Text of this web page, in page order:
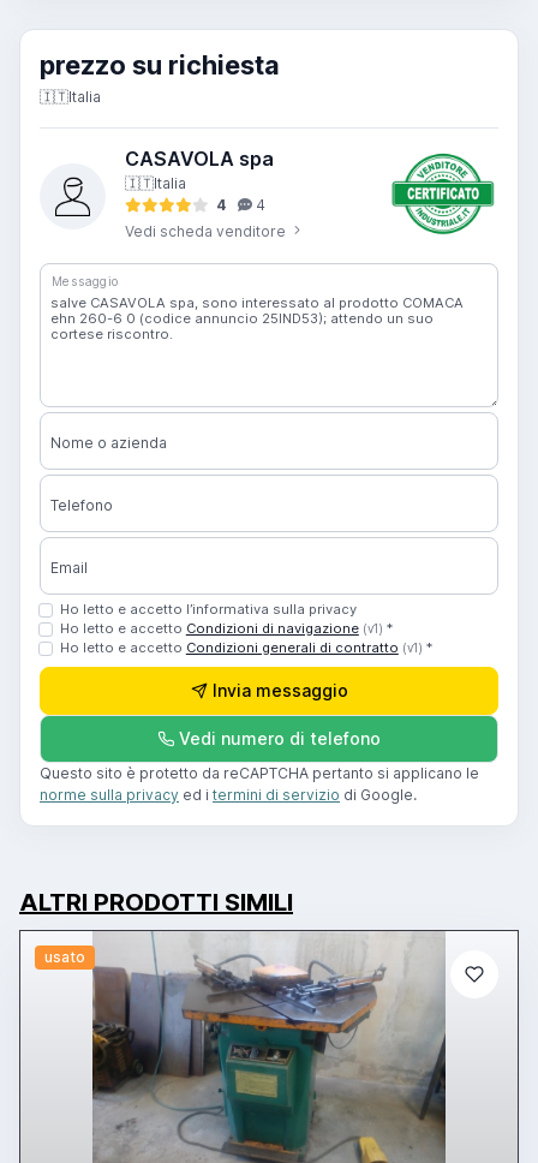
prezzo su richiesta
🇮🇹Italia
CASAVOLA spa
🇮🇹Italia
4
4
Vedi scheda venditore
Messaggio
Nome o azienda
Telefono
Email
Ho letto e accetto l’informativa sulla privacy
Ho letto e accetto Condizioni di navigazione (v1) *
Ho letto e accetto Condizioni generali di contratto (v1) *
Invia messaggio
Vedi numero di telefono
Questo sito è protetto da reCAPTCHA pertanto si applicano le
norme sulla privacy ed i termini di servizio di Google.
ALTRI PRODOTTI SIMILI
usato